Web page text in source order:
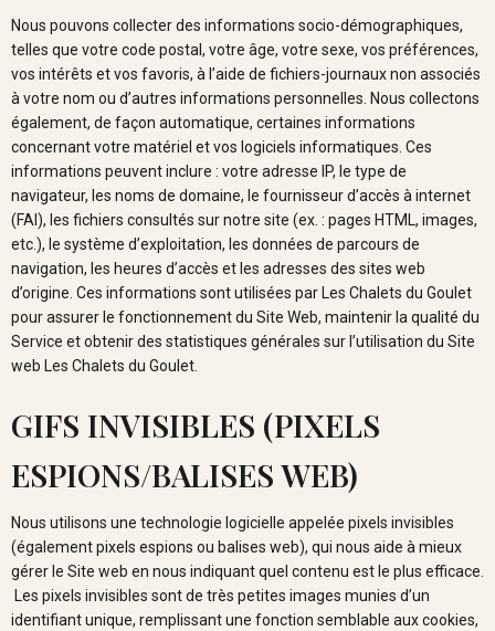
Nous pouvons collecter des informations socio-démographiques,
telles que votre code postal, votre âge, votre sexe, vos préférences,
vos intérêts et vos favoris, à l’aide de fichiers-journaux non associés
à votre nom ou d’autres informations personnelles. Nous collectons
également, de façon automatique, certaines informations
concernant votre matériel et vos logiciels informatiques. Ces
informations peuvent inclure : votre adresse IP, le type de
navigateur, les noms de domaine, le fournisseur d’accès à internet
(FAI), les fichiers consultés sur notre site (ex. : pages HTML, images,
etc.), le système d’exploitation, les données de parcours de
navigation, les heures d’accès et les adresses des sites web
d’origine. Ces informations sont utilisées par Les Chalets du Goulet
pour assurer le fonctionnement du Site Web, maintenir la qualité du
Service et obtenir des statistiques générales sur l’utilisation du Site
web Les Chalets du Goulet.
GIFS INVISIBLES (PIXELS
ESPIONS/BALISES WEB)
Nous utilisons une technologie logicielle appelée pixels invisibles
(également pixels espions ou balises web), qui nous aide à mieux
gérer le Site web en nous indiquant quel contenu est le plus efficace.
Les pixels invisibles sont de très petites images munies d’un
identifiant unique, remplissant une fonction semblable aux cookies,